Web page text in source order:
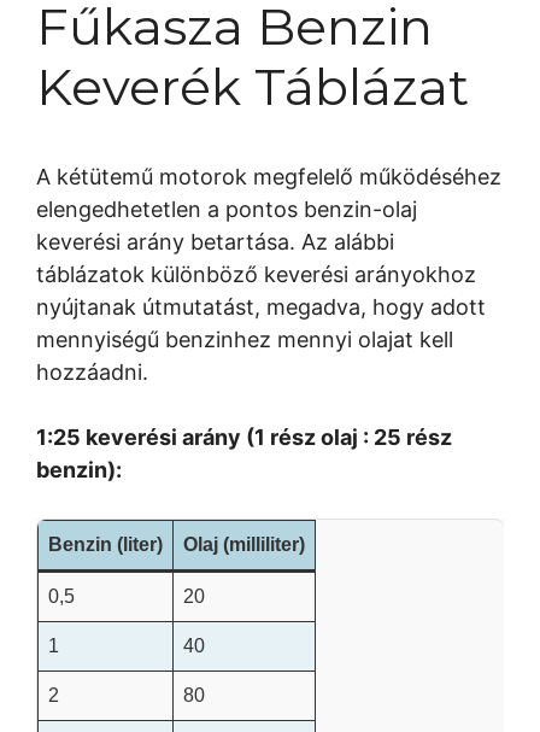
Fűkasza Benzin
Keverék Táblázat
A kétütemű motorok megfelelő működéséhez
elengedhetetlen a pontos benzin-olaj
keverési arány betartása. Az alábbi
táblázatok különböző keverési arányokhoz
nyújtanak útmutatást, megadva, hogy adott
mennyiségű benzinhez mennyi olajat kell
hozzáadni.
1:25 keverési arány (1 rész olaj : 25 rész
benzin):
Benzin (liter) Olaj (milliliter)
0,5 20
1 40
2 80